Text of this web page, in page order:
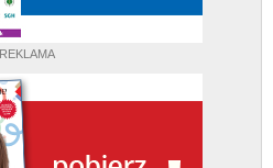
REKLAMA